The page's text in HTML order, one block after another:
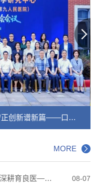
【会议交流】凝心聚力启新程，守正创新谱新篇——口腔疾病国家临床医学研究中心2026 年度学术委员会会议顺利召开
MORE
【会议交流】数智赋能拓新径，教改深耕育良医——我院师生参加第21次全国口腔医学教育学术年会 08-07